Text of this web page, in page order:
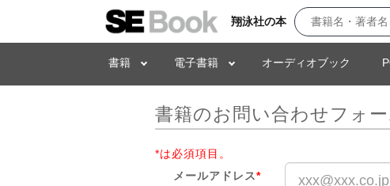
翔泳社の本
書籍 電子書籍 オーディオブック
書籍のお問い合わせフォー
*は必須項目。
メールアドレス*